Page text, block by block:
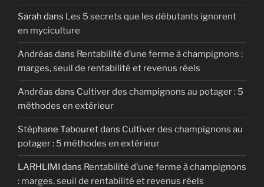
Sarah dans Les 5 secrets que les débutants ignorent
en myciculture
Andréas dans Rentabilité d’une ferme à champignons :
marges, seuil de rentabilité et revenus réels
Andréas dans Cultiver des champignons au potager : 5
méthodes en extérieur
Stéphane Tabouretdans Cultiver des champignons au
potager : 5 méthodes en extérieur
LARHLIMI dans Rentabilité d’une ferme à champignons
: marges, seuil de rentabilité et revenus réels